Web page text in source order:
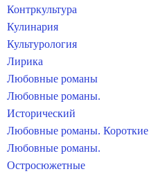
Контркультура
Кулинария
Культурология
Лирика
Любовные романы
Любовные романы.
Исторический
Любовные романы. Короткие
Любовные романы.
Остросюжетные